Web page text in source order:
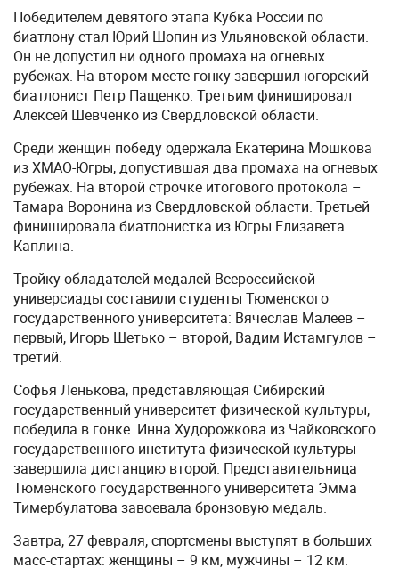
Победителем девятого этапа Кубка России по
биатлону стал Юрий Шопин из Ульяновской области.
Он не допустил ни одного промаха на огневых
рубежах. На втором месте гонку завершил югорский
биатлонист Петр Пащенко. Третьим финишировал
Алексей Шевченко из Свердловской области.
Среди женщин победу одержала Екатерина Мошкова
из ХМАО-Югры, допустившая два промаха на огневых
рубежах. На второй строчке итогового протокола –
Тамара Воронина из Свердловской области. Третьей
финишировала биатлонистка из Югры Елизавета
Каплина.
Тройку обладателей медалей Всероссийской
универсиады составили студенты Тюменского
государственного университета: Вячеслав Малеев –
первый, Игорь Шетько – второй, Вадим Истамгулов –
третий.
Софья Ленькова, представляющая Сибирский
государственный университет физической культуры,
победила в гонке. Инна Худорожкова из Чайковского
государственного института физической культуры
завершила дистанцию второй. Представительница
Тюменского государственного университета Эмма
Тимербулатова завоевала бронзовую медаль.
Завтра, 27 февраля, спортсмены выступят в больших
масс-стартах: женщины – 9 км, мужчины – 12 км.